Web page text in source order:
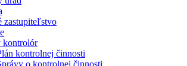
zastupiteľstvo
kontrolór
kontrolnej činnosti
o kontrolnej činnosti